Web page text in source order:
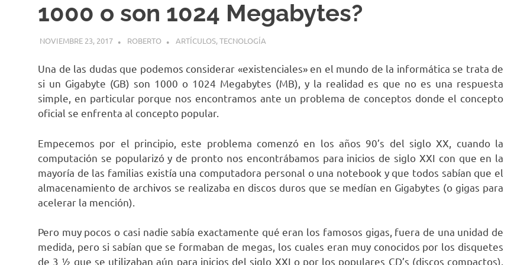
1000 o son 1024 Megabytes?
NOVIEMBRE 23, 2017 ROBERTO ARTÍCULOS,TECNOLOGÍA
Una de las dudas que podemos considerar «existenciales» en el mundo de la informática se trata de
si un Gigabyte (GB) son 1000 o 1024 Megabytes (MB), y la realidad es que no es una respuesta
simple, en particular porque nos encontramos ante un problema de conceptos donde el concepto
oficial se enfrenta al concepto popular.
Empecemos por el principio, este problema comenzó en los años 90’s del siglo XX, cuando la
computación se popularizó y de pronto nos encontrábamos para inicios de siglo XXI con que en la
mayoría de las familias existía una computadora personal o una notebook y que todos sabían que el
almacenamiento de archivos se realizaba en discos duros que se medían en Gigabytes (o gigas para
acelerar la mención).
Pero muy pocos o casi nadie sabía exactamente qué eran los famosos gigas, fuera de una unidad de
medida, pero si sabían que se formaban de megas, los cuales eran muy conocidos por los disquetes
de 3 ½ que se utilizaban aún para inicios del siglo XXI o por los populares CD’s (discos compactos).